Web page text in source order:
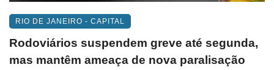
RIO DE JANEIRO - CAPITAL
Rodoviários suspendem greve até segunda,
mas mantêm ameaça de nova paralisação